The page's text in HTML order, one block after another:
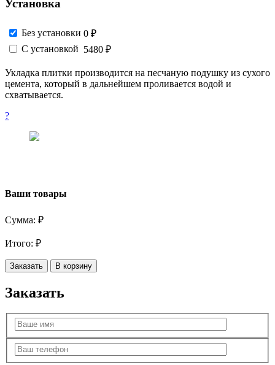
Установка
Без установки 0 ₽
С установкой 5480 ₽
Укладка плитки производится на песчаную подушку из сухого
цемента, который в дальнейшем проливается водой и
схватывается.
?
Ваши товары
Сумма: ₽
Итого: ₽
Заказать В корзину
Заказать